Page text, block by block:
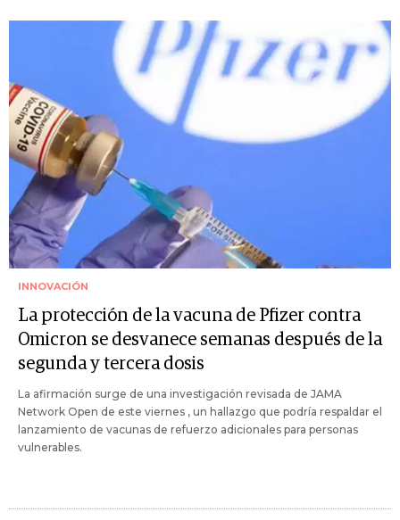
INNOVACIÓN
La protección de la vacuna de Pfizer contra
Omicron se desvanece semanas después de la
segunda y tercera dosis
La afirmación surge de una investigación revisada de JAMA
Network Open de este viernes , un hallazgo que podría respaldar el
lanzamiento de vacunas de refuerzo adicionales para personas
vulnerables.